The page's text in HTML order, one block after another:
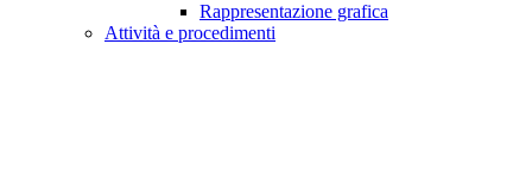
Rappresentazione grafica
Attività e procedimenti